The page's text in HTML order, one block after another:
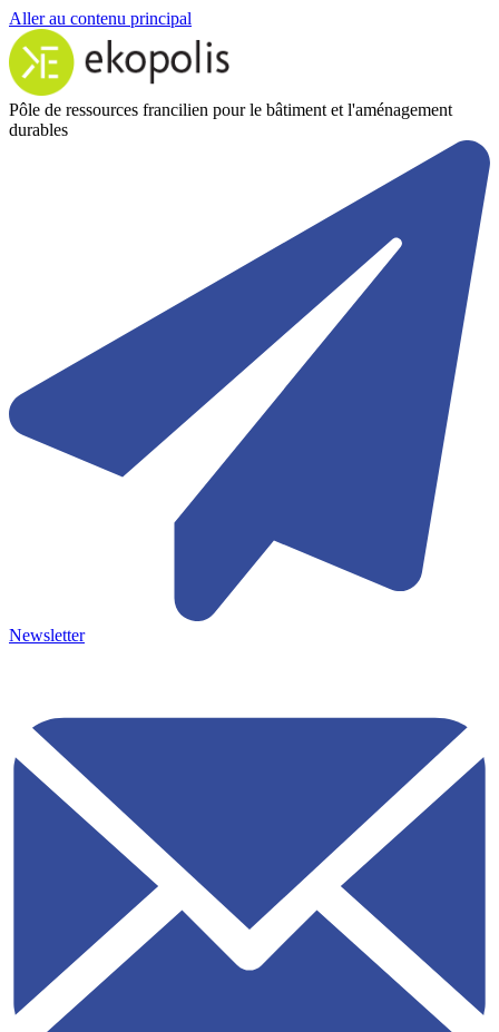
Aller au contenu principal
Pôle de ressources francilien pour le bâtiment et l'aménagement
durables
Newsletter